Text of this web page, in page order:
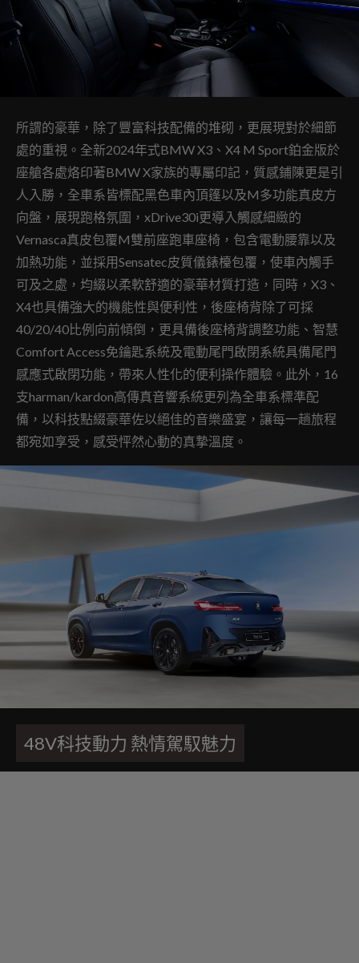
所謂的豪華，除了豐富科技配備的堆砌，更展現對於細節
處的重視。全新2024年式BMW X3、X4 M Sport鉑金版於
座艙各處烙印著BMW X家族的專屬印記，質感鋪陳更是引
人入勝，全車系皆標配黑色車內頂篷以及M多功能真皮方
向盤，展現跑格氛圍，xDrive30i更導入觸感細緻的
Vernasca真皮包覆M雙前座跑車座椅，包含電動腰靠以及
加熱功能，並採用Sensatec皮質儀錶檯包覆，使車內觸手
可及之處，均綴以柔軟舒適的豪華材質打造，同時，X3、
X4也具備強大的機能性與便利性，後座椅背除了可採
40/20/40比例向前傾倒，更具備後座椅背調整功能、智慧
Comfort Access免鑰匙系統及電動尾門啟閉系統具備尾門
感應式啟閉功能，帶來人性化的便利操作體驗。此外，16
支harman/kardon高傳真音響系統更列為全車系標準配
備，以科技點綴豪華佐以絕佳的音樂盛宴，讓每一趟旅程
都宛如享受，感受怦然心動的真摯溫度。
48V科技動力 熱情駕馭魅力